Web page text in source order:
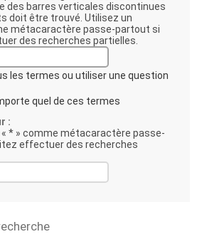
des barres verticales discontinues
doit être trouvé. Utilisez un
métacaractère passe-partout si
des recherches partielles.
les termes ou utiliser une question
quel de ces termes
:
* » comme métacaractère passe-
effectuer des recherches